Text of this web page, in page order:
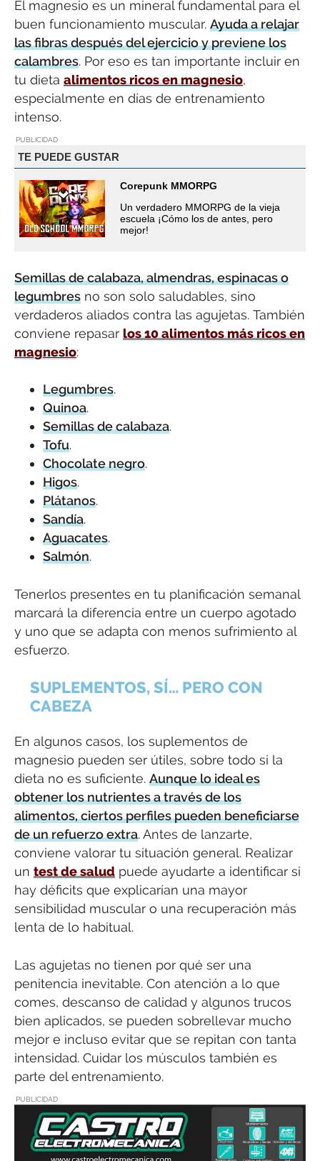
El magnesio es un mineral fundamental para el
buen funcionamiento muscular. Ayuda a relajar
las fibras después del ejercicio y previene los
calambres. Por eso es tan importante incluir en
tu dieta alimentos ricos en magnesio,
especialmente en días de entrenamiento
intenso.
PUBLICIDAD
TE PUEDE GUSTAR
Corepunk MMORPG
Un verdadero MMORPG de la vieja
escuela ¡Cómo los de antes, pero
mejor!
Semillas de calabaza, almendras, espinacas o
legumbres no son solo saludables, sino
verdaderos aliados contra las agujetas. También
conviene repasar los 10 alimentos más ricos en
magnesio:
Legumbres.
Quinoa.
Semillas de calabaza.
Tofu.
Chocolate negro.
Higos.
Plátanos.
Sandía.
Aguacates.
Salmón.
Tenerlos presentes en tu planificación semanal
marcará la diferencia entre un cuerpo agotado
y uno que se adapta con menos sufrimiento al
esfuerzo.
SUPLEMENTOS, SÍ… PERO CON
CABEZA
En algunos casos, los suplementos de
magnesio pueden ser útiles, sobre todo si la
dieta no es suficiente. Aunque lo ideal es
obtener los nutrientes a través de los
alimentos, ciertos perfiles pueden beneficiarse
de un refuerzo extra. Antes de lanzarte,
conviene valorar tu situación general. Realizar
un test de salud puede ayudarte a identificar si
hay déficits que explicarían una mayor
sensibilidad muscular o una recuperación más
lenta de lo habitual.
Las agujetas no tienen por qué ser una
penitencia inevitable. Con atención a lo que
comes, descanso de calidad y algunos trucos
bien aplicados, se pueden sobrellevar mucho
mejor e incluso evitar que se repitan con tanta
intensidad. Cuidar los músculos también es
parte del entrenamiento.
PUBLICIDAD